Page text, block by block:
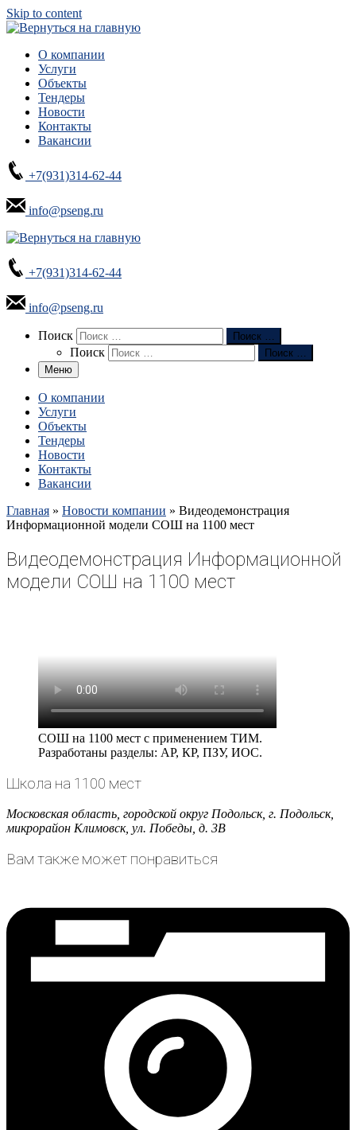
Skip to content
О компании
Услуги
Объекты
Тендеры
Новости
Контакты
Вакансии
+7(931)314-62-44
info@pseng.ru
+7(931)314-62-44
info@pseng.ru
Search
Поиск Поиск …
Поиск
Поиск …
Меню
О компании
Услуги
Объекты
Тендеры
Новости
Контакты
Вакансии
Главная » Новости компании » Видеодемонстрация
Информационной модели СОШ на 1100 мест
Видеодемонстрация Информационной
модели СОШ на 1100 мест
СОШ на 1100 мест с применением ТИМ.
Разработаны разделы: АР, КР, ПЗУ, ИОС.
Школа на 1100 мест
Московская область, городской округ Подольск, г. Подольск,
микрорайон Климовск, ул. Победы, д. 3В
Вам также может понравиться